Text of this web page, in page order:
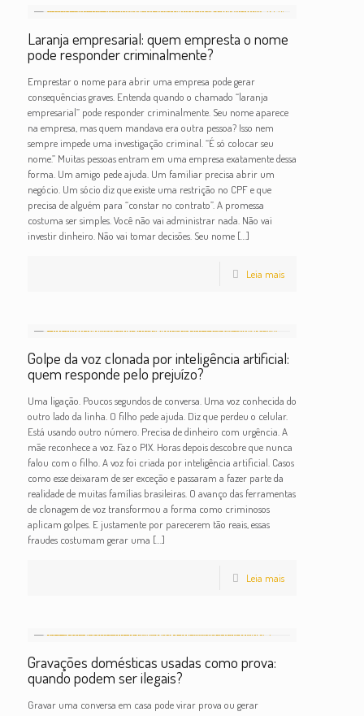
Laranja empresarial: quem empresta o nome
pode responder criminalmente?
Emprestar o nome para abrir uma empresa pode gerar
consequências graves. Entenda quando o chamado “laranja
empresarial” pode responder criminalmente. Seu nome aparece
na empresa, mas quem mandava era outra pessoa? Isso nem
sempre impede uma investigação criminal. “É só colocar seu
nome.” Muitas pessoas entram em uma empresa exatamente dessa
forma. Um amigo pede ajuda. Um familiar precisa abrir um
negócio. Um sócio diz que existe uma restrição no CPF e que
precisa de alguém para “constar no contrato”. A promessa
costuma ser simples. Você não vai administrar nada. Não vai
investir dinheiro. Não vai tomar decisões. Seu nome[…]
Leia mais
Golpe da voz clonada por inteligência artificial:
quem responde pelo prejuízo?
Uma ligação. Poucos segundos de conversa. Uma voz conhecida do
outro lado da linha. O filho pede ajuda. Diz que perdeu o celular.
Está usando outro número. Precisa de dinheiro com urgência. A
mãe reconhece a voz. Faz o PIX. Horas depois descobre que nunca
falou com o filho. A voz foi criada por inteligência artificial. Casos
como esse deixaram de ser exceção e passaram a fazer parte da
realidade de muitas famílias brasileiras. O avanço das ferramentas
de clonagem de voz transformou a forma como criminosos
aplicam golpes. E justamente por parecerem tão reais, essas
fraudes costumam gerar uma […]
Leia mais
Gravações domésticas usadas como prova:
quando podem ser ilegais?
Gravar uma conversa em casa pode virar prova ou gerar